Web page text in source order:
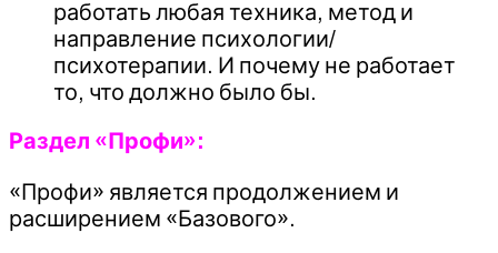
работать любая техника, метод и
направление психологии/
психотерапии. И почему не работает
то, что должно было бы.
Раздел «Профи»:
«Профи» является продолжением и
расширением «Базового».